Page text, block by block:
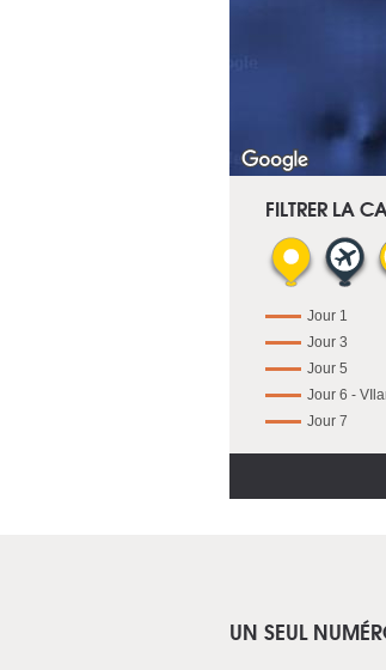
FILTRER LA
Jour 1
Jour 3
Jour 5
Jour 6 -
Jour 7
UN SEUL